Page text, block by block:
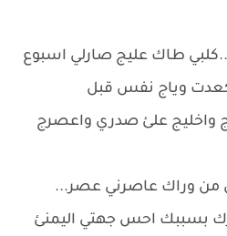
طاك عليج صارلي اسبوع
وياج نفس قبل
واخليج علئ صدري واعصرج
من وراك عاصرني عصر...
بسببك احس جهتي اليمنئ